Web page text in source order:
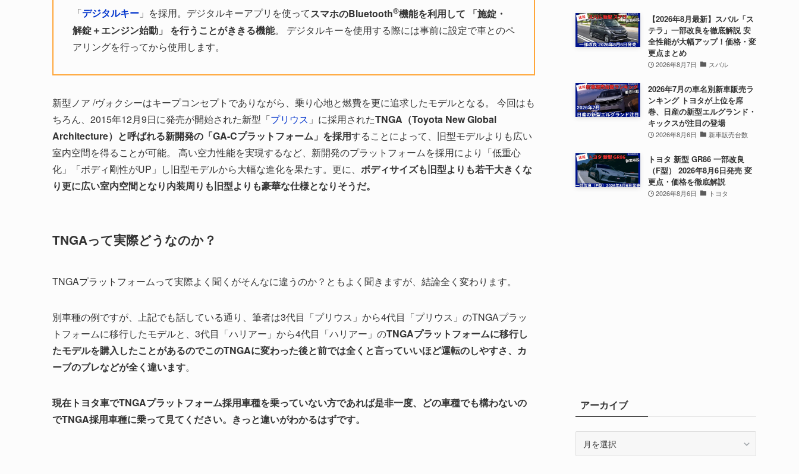
「デジタルキー 」を採用。デジタルキーアプリを使ってスマホのBluetooth®機能を利用して 「施錠・
解錠＋エンジン始動」 を行うことがききる機能。 デジタルキーを使用する際には事前に設定で車とのペ
アリングを行ってから使用します。
新型ノア /ヴォクシーはキープコンセプトでありながら、乗り心地と燃費を更に追求したモデルとなる。 今回はも
ちろん、2015年12月9日に発売が開始された新型「プリウス 」に採用されたTNGA（Toyota New Global
Architecture）と呼ばれる新開発の「GA-Cプラットフォーム」を採用することによって、旧型モデルよりも広い
室内空間を得ることが可能。 高い空力性能を実現するなど、新開発のプラットフォームを採用により「低重心
化」「ボディ剛性がUP」し旧型モデルから大幅な進化を果たす。更に、 ボディサイズも旧型よりも若干大きくな
り更に広い室内空間となり内装周りも旧型よりも豪華な仕様となりそうだ。
TNGAって実際どうなのか？
TNGAプラットフォームって実際よく聞くがそんなに違うのか？ともよく聞きますが、結論全く変わります。
別車種の例ですが、上記でも話している通り、筆者は3代目「プリウス」から4代目「プリウス」のTNGAプラッ
トフォームに移行したモデルと、3代目「ハリアー」から4代目「ハリアー」のTNGAプラットフォームに移行し
たモデルを購入したことがあるのでこのTNGAに変わった後と前では全くと言っていいほど運転のしやすさ、カ
ーブのブレなどが全く違います。
現在トヨタ車でTNGAプラットフォーム採用車種を乗っていない方であれば是非一度、どの車種でも構わないの
でTNGA採用車種に乗って見てください。きっと違いがわかるはずです。
【2026年8月最新】スバル「ス
テラ」一部改良を徹底解説 安
全性能が大幅アップ！価格・変
更点まとめ
2026年8月7日 スバル
2026年7月の車名別新車販売ラ
ンキング トヨタが上位を席
巻、日産の新型エルグランド・
キックスが注目の登場
2026年8月6日 新車販売台数
トヨタ 新型 GR86 一部改良
（F型） 2026年8月6日発売 変
更点・価格を徹底解説
2026年8月6日 トヨタ
アーカイブ